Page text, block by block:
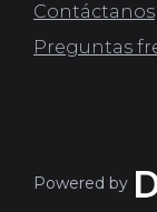
Powered by
Contáctanos
Preguntas